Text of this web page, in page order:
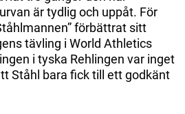
är tydlig och uppåt. För
förbättrat sitt
tävling i World Athletics
i tyska Rehlingen var inget
Ståhl bara fick till ett godkänt